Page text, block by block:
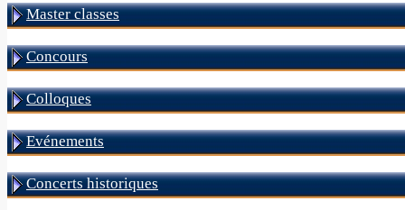
Master classes
Concours
Colloques
Evénements
Concerts historiques